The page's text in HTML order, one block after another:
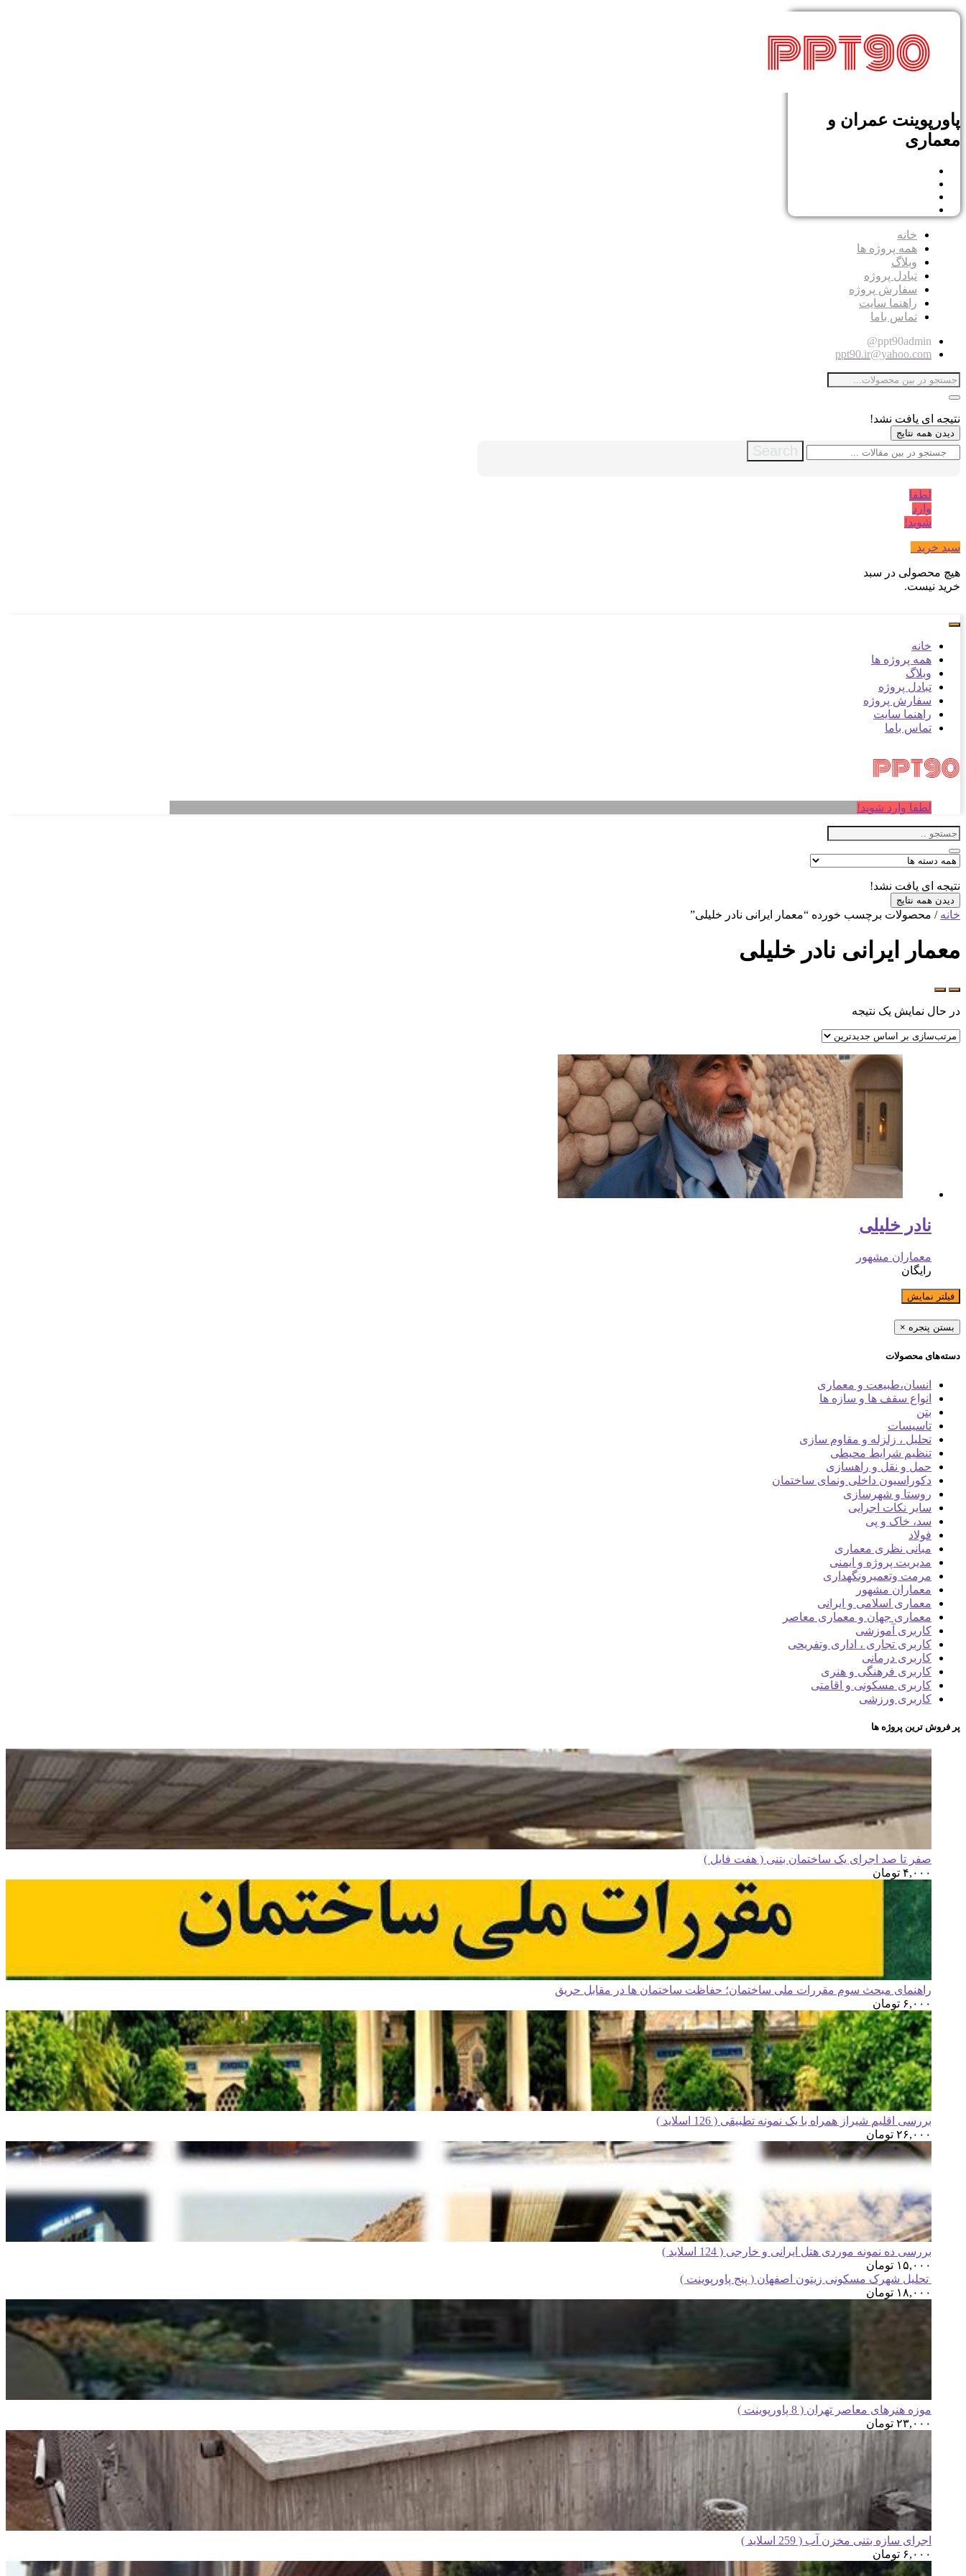
پاورپوینت عمران و
معماری
خانه
همه پروژه ها
وبلاگ
تبادل پروژه
سفارش پروژه
راهنما سایت
تماس باما
ppt90admin@
ppt90.ir@yahoo.com
نتیجه ای یافت نشد!
دیدن همه نتایج
Search
لطفا
وارد
شوید!
سبد خرید
هیچ محصولی در سبد
خرید نیست.
خانه
همه پروژه ها
وبلاگ
تبادل پروژه
سفارش پروژه
راهنما سایت
تماس باما
لطفا وارد شوید!
نتیجه ای یافت نشد!
دیدن همه نتایج
خانه / محصولات برچسب خورده “معمار ایرانی نادر خلیلی”
معمار ایرانی نادر خلیلی
در حال نمایش یک نتیجه
نادر خلیلی
معماران مشهور
رایگان
فیلتر نمایش
بستن پنجره ×
دسته‌های محصولات
انسان،طبیعت و معماری
انواع سقف ها و سازه ها
بتن
تاسیسات
تحلیل ، زلزله و مقاوم سازی
تنظیم شرایط محیطی
حمل و نقل و راهسازی
دکوراسیون داخلی ونمای ساختمان
روستا و شهرسازی
سایر نکات اجرایی
سد، خاک و پی
فولاد
مبانی نظری معماری
مدیریت پروژه و ایمنی
مرمت وتعمیرونگهداری
معماران مشهور
معماری اسلامی و ایرانی
معماری جهان و معماری معاصر
کاربری آموزشی
کاربری تجاری ، اداری وتفریحی
کاربری درمانی
کاربری فرهنگی و هنری
کاربری مسکونی و اقامتی
کاربری ورزشی
پر فروش ترین پروژه ها
صفر تا صد اجرای یک ساختمان بتنی ( هفت فایل )
۴,۰۰۰ تومان
راهنمای مبحث سوم مقررات ملی ساختمان؛ حفاظت ساختمان ها در مقابل حریق
۶,۰۰۰ تومان
بررسی اقلیم شیراز همراه با یک نمونه تطبیقی ( 126 اسلاید )
۲۶,۰۰۰ تومان
بررسی ده نمونه موردی هتل ایرانی و خارجی ( 124 اسلاید )
۱۵,۰۰۰ تومان
تحلیل شهرک مسکونی زیتون اصفهان ( پنج پاورپوینت )
۱۸,۰۰۰ تومان
موزه هنرهای معاصر تهران ( 8 پاورپوینت )
۲۳,۰۰۰ تومان
اجرای سازه بتنی مخزن آب ( 259 اسلاید )
۶,۰۰۰ تومان